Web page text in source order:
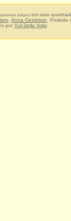
antigas) em vara
Anna Gershtein .
por Yuli Della Volpi